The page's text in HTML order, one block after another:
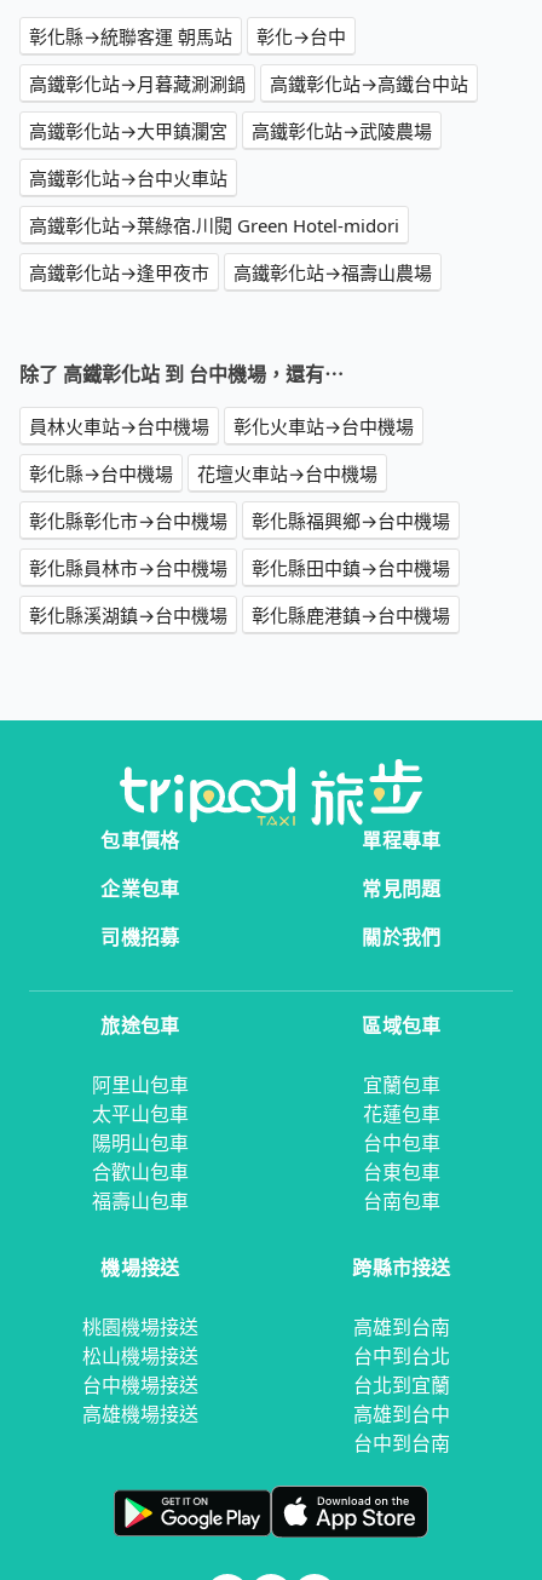
彰化縣→統聯客運 朝馬站
彰化→台中
高鐵彰化站→月暮藏涮涮鍋
高鐵彰化站→高鐵台中站
高鐵彰化站→大甲鎮瀾宮
高鐵彰化站→武陵農場
高鐵彰化站→台中火車站
高鐵彰化站→葉綠宿.川閱 Green Hotel-midori
高鐵彰化站→逢甲夜市
高鐵彰化站→福壽山農場
除了 高鐵彰化站 到 台中機場，還有⋯
員林火車站→台中機場
彰化火車站→台中機場
彰化縣→台中機場
花壇火車站→台中機場
彰化縣彰化市→台中機場
彰化縣福興鄉→台中機場
彰化縣員林市→台中機場
彰化縣田中鎮→台中機場
彰化縣溪湖鎮→台中機場
彰化縣鹿港鎮→台中機場
包車價格
單程專車
企業包車
常見問題
司機招募
關於我們
旅途包車
阿里山包車
太平山包車
陽明山包車
合歡山包車
福壽山包車
區域包車
宜蘭包車
花蓮包車
台中包車
台東包車
台南包車
機場接送
桃園機場接送
松山機場接送
台中機場接送
高雄機場接送
跨縣市接送
高雄到台南
台中到台北
台北到宜蘭
高雄到台中
台中到台南